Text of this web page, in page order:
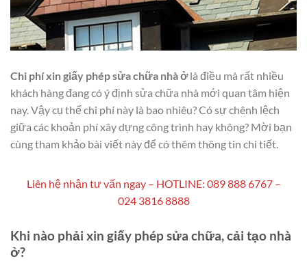
Chi phí xin giấy phép sửa chữa nhà ởlà điều mà rất nhiều
khách hàng đang có ý định sửa chữa nhà mới quan tâm hiện
nay. Vậy cụ thể chi phí này là bao nhiêu? Có sự chênh lệch
giữa các khoản phí xây dựng công trình hay không? Mời bạn
cùng tham khảo bài viết này để có thêm thông tin chi tiết.
Liên hệ nhận tư vấn ngay – HOTLINE: 089 888 6767 –
024 3816 8888
Khi nào phải xin giấy phép sửa chữa, cải tạo nhà
ở?